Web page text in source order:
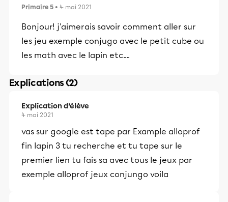
Primaire 5 • 4 mai 2021
Bonjour! j'aimerais savoir comment aller sur
les jeu exemple conjugo avec le petit cube ou
les math avec le lapin etc....
Explications (2)
Explication d’élève
4 mai 2021
vas sur google est tape par Example alloprof
fin lapin 3 tu recherche et tu tape sur le
premier lien tu fais sa avec tous le jeux par
exemple alloprof jeux conjungo voila